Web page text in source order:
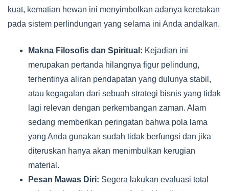
kuat, kematian hewan ini menyimbolkan adanya keretakan
pada sistem perlindungan yang selama ini Anda andalkan.
Makna Filosofis dan Spiritual: Kejadian ini
merupakan pertanda hilangnya figur pelindung,
terhentinya aliran pendapatan yang dulunya stabil,
atau kegagalan dari sebuah strategi bisnis yang tidak
lagi relevan dengan perkembangan zaman. Alam
sedang memberikan peringatan bahwa pola lama
yang Anda gunakan sudah tidak berfungsi dan jika
diteruskan hanya akan menimbulkan kerugian
material.
Pesan Mawas Diri: Segera lakukan evaluasi total